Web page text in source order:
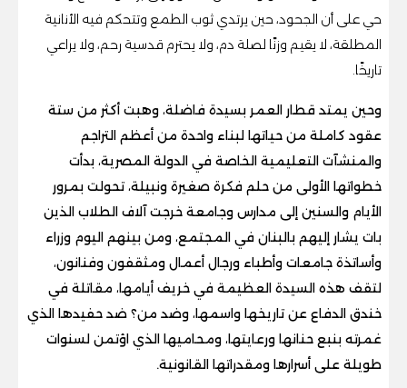
حي على أن الجحود، حين يرتدي ثوب الطمع وتتحكم فيه الأنانية
المطلقة، لا يقيم وزنًا لصلة دم، ولا يحترم قدسية رحم، ولا يراعي
تاريخًا.
وحين يمتد قطار العمر بسيدة فاضلة، وهبت أكثر من ستة
عقود كاملة من حياتها لبناء واحدة من أعظم التراجم
والمنشآت التعليمية الخاصة في الدولة المصرية، بدأت
خطواتها الأولى من حلم فكرة صغيرة ونبيلة، تحولت بمرور
الأيام والسنين إلى مدارس وجامعة خرجت آلاف الطلاب الذين
بات يشار إليهم بالبنان في المجتمع، ومن بينهم اليوم وزراء
وأساتذة جامعات وأطباء ورجال أعمال ومثقفون وفنانون،
لتقف هذه السيدة العظيمة في خريف أيامها، مقاتلة في
خندق الدفاع عن تاريخها واسمها، وضد من؟ ضد حفيدها الذي
غمرته بنبع حنانها ورعايتها، ومحاميها الذي اؤتمن لسنوات
طويلة على أسرارها ومقدراتها القانونية.